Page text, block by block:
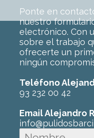
Ponte en
nuestro
electrónico. Con
sobre el trabajo
ofrecerte un
ningún
Teléfono
93 232 00 42
Email Alejandro